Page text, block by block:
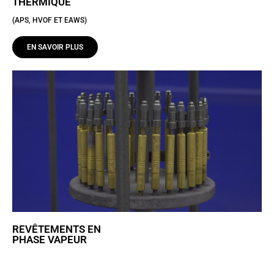
(APS, HVOF ET EAWS)
EN SAVOIR PLUS
REVÊTEMENTS EN
PHASE VAPEUR